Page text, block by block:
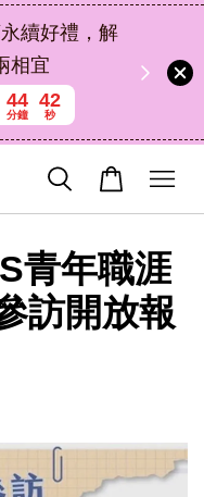
續好禮，解
相宜
44
分鐘
42
秒
青年職涯
訪開放報